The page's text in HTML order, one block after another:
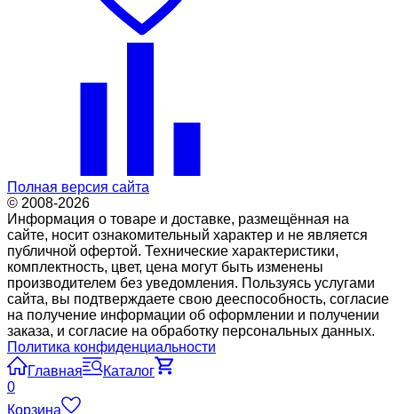
Полная версия сайта
© 2008-2026
Информация о товаре и доставке, размещённая на
сайте, носит ознакомительный характер и не является
публичной офертой. Технические характеристики,
комплектность, цвет, цена могут быть изменены
производителем без уведомления. Пользуясь услугами
сайта, вы подтверждаете свою дееспособность, согласие
на получение информации об оформлении и получении
заказа, и согласие на обработку персональных данных.
Политика конфиденциальности
Главная
Каталог
0
Корзина